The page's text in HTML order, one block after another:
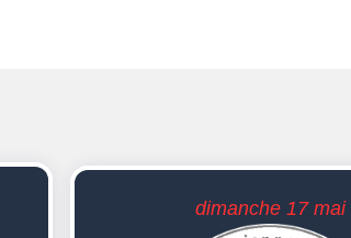
dimanche 17 mai